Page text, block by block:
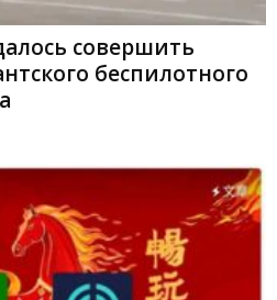
совершить
беспилотного